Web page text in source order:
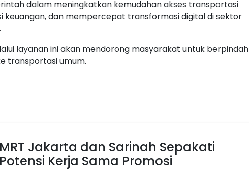
dalam meningkatkan kemudahan akses transportasi
keuangan, dan mempercepat transformasi digital di sektor
layanan ini akan mendorong masyarakat untuk berpindah
transportasi umum.
MRT Jakarta dan Sarinah Sepakati
Potensi Kerja Sama Promosi